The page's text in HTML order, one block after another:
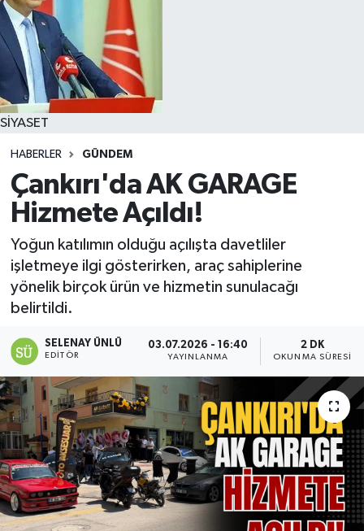
SİYASET
HABERLER GÜNDEM
Çankırı'da AK GARAGE
Hizmete Açıldı!
Yoğun katılımın olduğu açılışta davetliler
işletmeye ilgi gösterirken, araç sahiplerine
yönelik birçok ürün ve hizmetin sunulacağı
belirtildi.
SELENAY ÜNLÜ
EDITÖR
03.07.2026 - 16:40
YAYINLANMA
2 DK
OKUNMA SÜRESI